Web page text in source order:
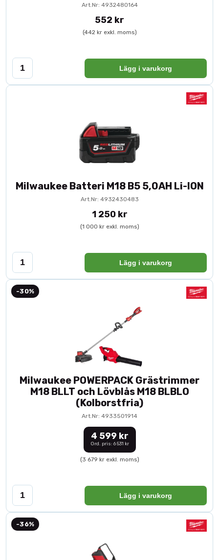
Art.Nr: 4932480164
552 kr
(442 kr exkl. moms)
Lägg i varukorg
Milwaukee Batteri M18 B5 5,0AH Li-ION
Art.Nr: 4932430483
1 250 kr
(1 000 kr exkl. moms)
Lägg i varukorg
-30%
Milwaukee POWERPACK Grästrimmer
M18 BLLT och Lövblås M18 BLBLO
(Kolborstfria)
Art.Nr: 4933501914
4 599 kr
Ord. pris: 6 531 kr
(3 679 kr exkl. moms)
Lägg i varukorg
-36%